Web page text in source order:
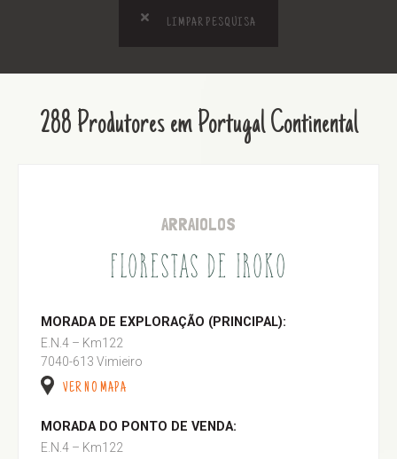
LIMPAR PESQUISA
288 Produtores em Portugal Continental
ARRAIOLOS
FLORESTAS DE IROKO
MORADA DE EXPLORAÇÃO (PRINCIPAL):
E.N.4 – Km122
7040-613 Vimieiro
VER NO MAPA
MORADA DO PONTO DE VENDA:
E.N.4 – Km122